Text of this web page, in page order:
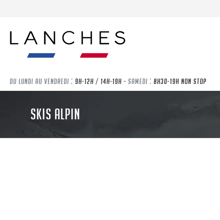
DU LUNDI AU VENDREDI : 9H-12H / 14H-19H - SAMEDI : 8H30-19H NON STOP
SKIS ALPIN